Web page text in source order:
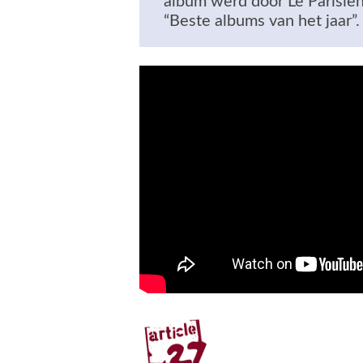
“Beste albums van het jaar”.